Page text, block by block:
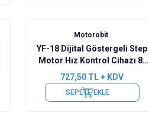
Motorobit
YF-18 Dijital Göstergeli Step
Motor Hız Kontrol Cihazı 8-
24V DC
727,50 TL + KDV
SEPETE EKLE